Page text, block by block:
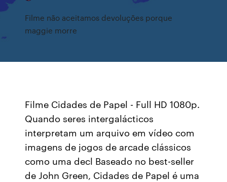
Filme não aceitamos devoluções porque
maggie morre
Filme Cidades de Papel - Full HD 1080p.
Quando seres intergalácticos
interpretam um arquivo em vídeo com
imagens de jogos de arcade clássicos
como uma decl Baseado no best-seller
de John Green, Cidades de Papel é uma